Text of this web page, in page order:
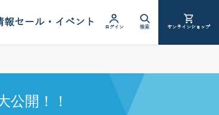
報セール・イベント ログイン 検索 オンラインショップ
公開！！